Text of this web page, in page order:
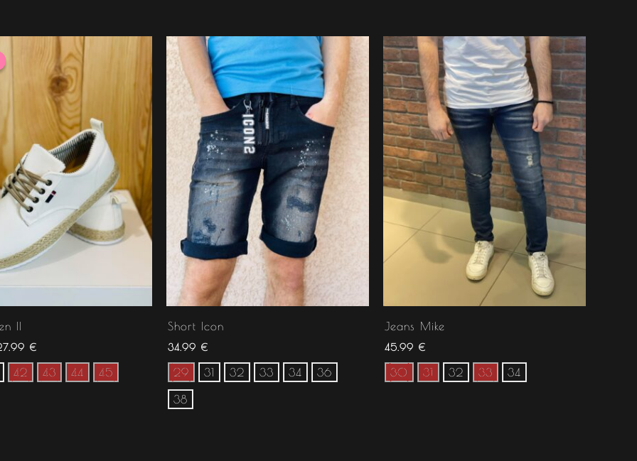
II
€
actuel
est :
27.99 €.
42 43 44 45
Short Icon
34.99 €
29 31 32 33 34 36
38
Jeans Mike
45.99 €
30 31 32 33 34